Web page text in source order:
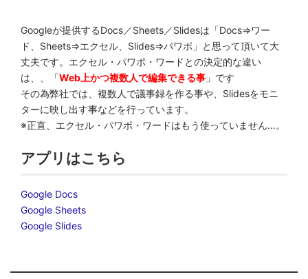
Googleが提供するDocs／Sheets／Slidesは「Docs⇒ワー
ド、Sheets⇒エクセル、Slides⇒パワポ」と思って頂いて大
丈夫です。エクセル・パワポ・ワードとの決定的な違い
は、、「Web上かつ複数人で編集できる事 」です
その為弊社では、複数人で議事録を作る事や、Slidesをモニ
ターに映し出す事などを行っています。
※正直、エクセル・パワポ・ワードはもう使っていません…。
アプリはこちら
Google Docs
Google Sheets
Google Slides